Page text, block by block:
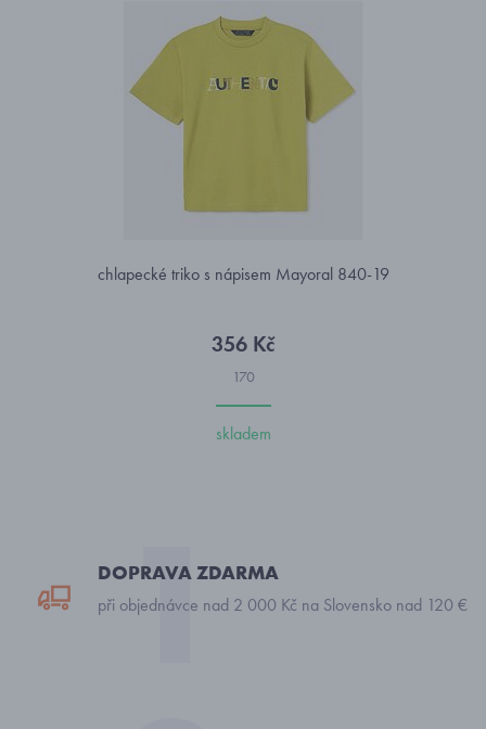
chlapecké triko s nápisem Mayoral 840-19
356 Kč
170
skladem
DOPRAVA ZDARMA
při objednávce nad 2 000 Kč na Slovensko nad 120 €